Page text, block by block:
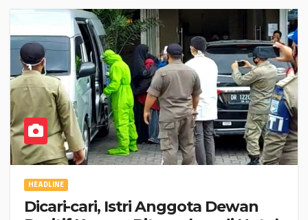
HEADLINE
Dicari-cari, Istri Anggota Dewan